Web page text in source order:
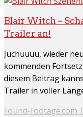
Blair Witch –
Trailer an!
Juchuuuu, wieder
kommenden
diesem Beitrag
Trailer in voller
Found-Footage.com